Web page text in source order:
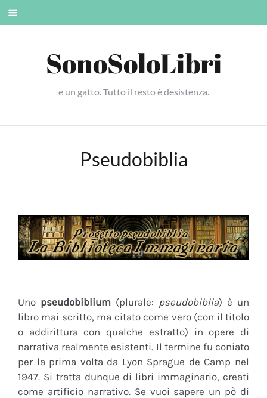
Skip
SonoSoloLibri
e un gatto. Tutto il resto è desistenza.
Pseudobiblia
Uno pseudobiblium (plurale: pseudobiblia) è un
libro mai scritto, ma citato come vero (con il titolo
o addirittura con qualche estratto) in opere di
narrativa realmente esistenti. Il termine fu coniato
per la prima volta da Lyon Sprague de Camp nel
1947. Si tratta dunque di libri immaginario, creati
come artificio narrativo. Se vuoi sapere un pò di